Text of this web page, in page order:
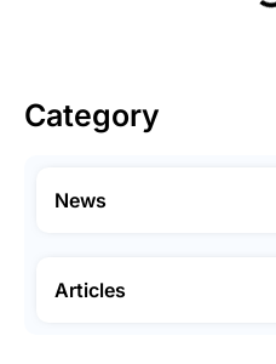
Category
News
Articles